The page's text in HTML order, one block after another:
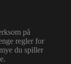
på
regler for
du spiller